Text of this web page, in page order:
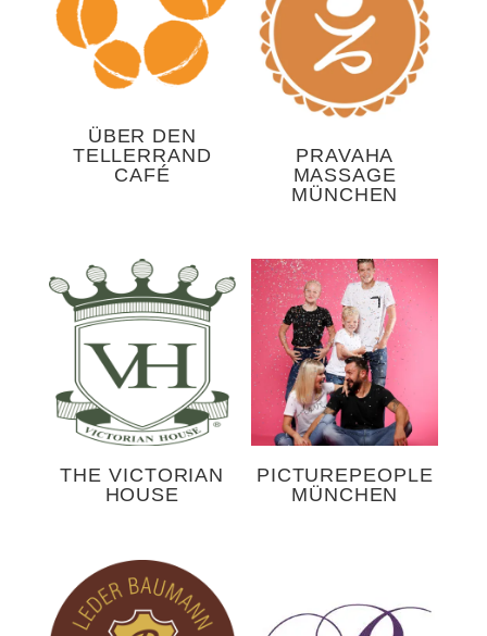
ÜBER DEN
TELLERRAND
CAFÉ
PRAVAHA
MASSAGE
MÜNCHEN
THE VICTORIAN
HOUSE
PICTUREPEOPLE
MÜNCHEN